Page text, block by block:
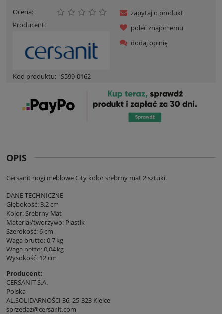
Ocena:
Producent:
Kod produktu: S599-0162
zapytaj o produkt
poleć znajomemu
dodaj opinię
OPIS
Cersanit nogi meblowe City kolor srebrny mat 2 sztuki.
DANE TECHNICZNE
Głębokość: 3,2 cm
Kolor: Srebrny Mat
Materiał/tworzywo: Plastik
Szerokość: 6 cm
Waga brutto: 0,7 kg
Waga netto: 0,04 kg
Wysokość: 12 cm
Producent:
CERSANIT S.A.
Polska
AL.SOLIDARNOŚCI 36, 25-323 Kielce
sprzedaz@cersanit.com